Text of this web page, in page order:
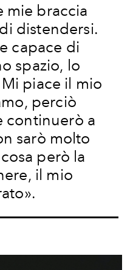
mie braccia
distendersi.
capace di
spazio, lo
piace il mio
perciò
continuerò a
sarò molto
però la
il mio